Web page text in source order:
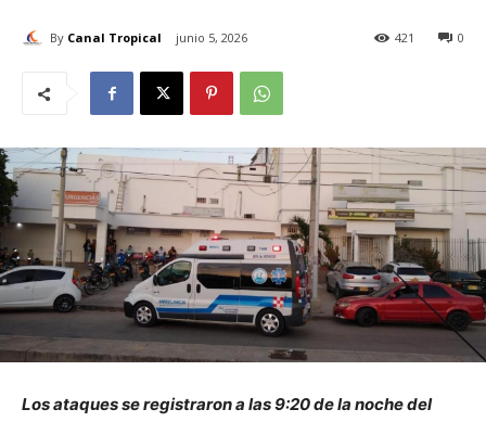
By Canal Tropical junio 5, 2026 0
421
Los ataques se registraron a las 9:20 de la noche del